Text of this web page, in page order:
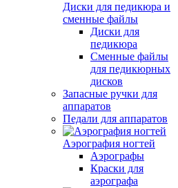
Диски для педикюра и
сменные файлы
Диски для
педикюра
Сменные файлы
для педикюрных
дисков
Запасные ручки для
аппаратов
Педали для аппаратов
Аэрография ногтей
Аэрографы
Краски для
аэрографа